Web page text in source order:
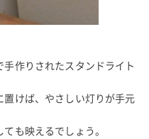
作りされたスタンドライト
けば、やさしい灯りが手元
も映えるでしょう。